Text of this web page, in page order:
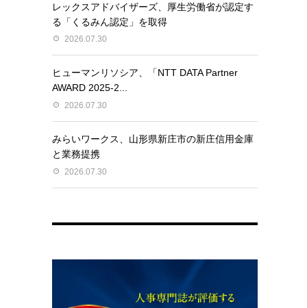
レックスアドバイザーズ、厚生労働省が認定す
る「くるみん認定」を取得
2026.07.30
ヒューマンリソシア、「NTT DATA Partner
AWARD 2025-2...
2026.07.30
みらいワークス、山形県新庄市の新庄信用金庫
と業務提携
2026.07.30